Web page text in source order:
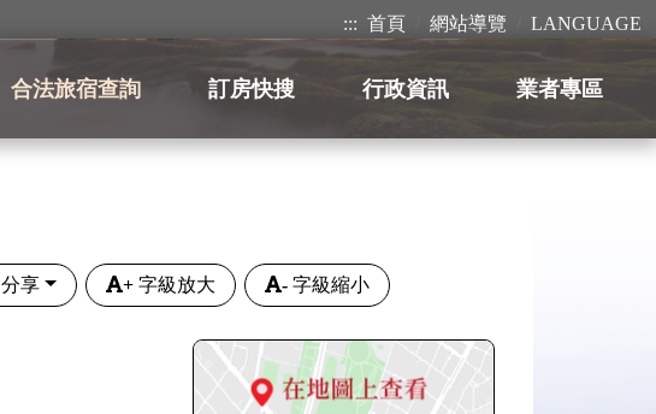
::: 首頁 網站導覽 LANGUAGE
合法旅宿查詢 訂房快搜 行政資訊 業者專區
分享 + 字級放大 - 字級縮小